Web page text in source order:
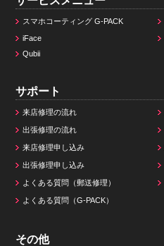
スマホコーティング G-PACK
iFace
Qubii
サポート
来店修理の流れ
出張修理の流れ
来店修理申し込み
出張修理申し込み
よくある質問（郵送修理）
よくある質問（G-PACK）
その他